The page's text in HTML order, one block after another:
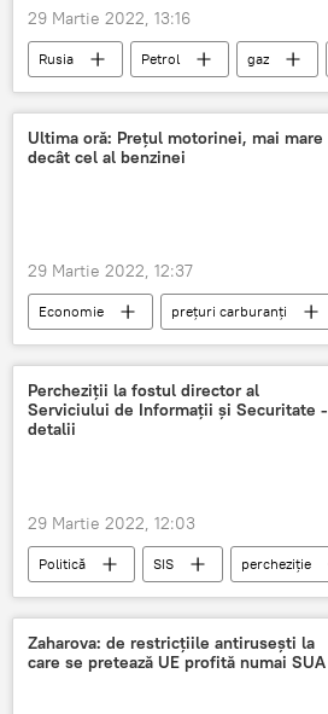
29 Martie 2022, 13:16
Rusia Petrol gaz
Ultima oră: Prețul motorinei, mai mare
decât cel al benzinei
29 Martie 2022, 12:37
Economie
prețuri carburanți
ieftinire carburanți
ANRE
Percheziții la fostul director al
Serviciului de Informații și Securitate -
detalii
29 Martie 2022, 12:03
Politică SIS percheziție
Zaharova: de restricțiile antirusești la
care se pretează UE profită numai SUA